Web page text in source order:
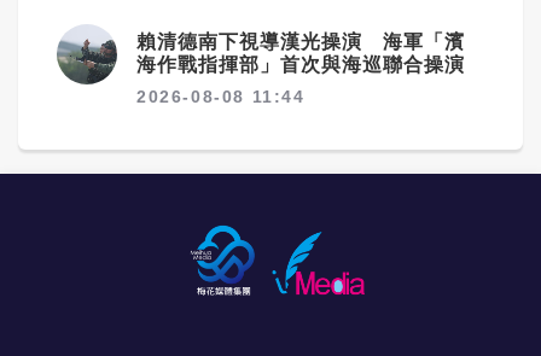
賴清德南下視導漢光操演 海軍「濱
海作戰指揮部」首次與海巡聯合操演
2026-08-08 11:44